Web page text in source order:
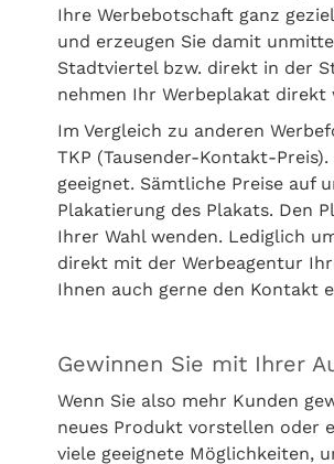
Ihre Werbebotschaft ganz
und erzeugen Sie damit
Stadtviertel bzw. direkt in der
nehmen Ihr Werbeplakat
Im Vergleich zu anderen
TKP (Tausender-Kontakt-
geeignet. Sämtliche Preise auf
Plakatierung des Plakats. Den
Ihrer Wahl wenden. Lediglich
direkt mit der Werbeagentur
Ihnen auch gerne den Kontakt
Gewinnen Sie mit Ihrer
Wenn Sie also mehr Kunden
neues Produkt vorstellen oder
viele geeignete Möglichkeiten,